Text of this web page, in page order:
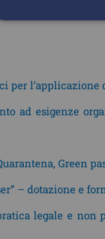
per
ad esigenze
Green
– dotazione e
legale e non